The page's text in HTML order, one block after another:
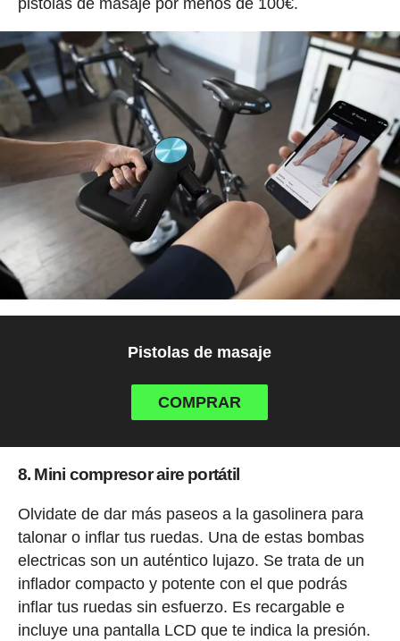
pistolas de masaje por menos de 100€.
Pistolas de masaje
COMPRAR
8. Mini compresor aire portátil
Olvidate de dar más paseos a la gasolinera para
talonar o inflar tus ruedas. Una de estas bombas
electricas son un auténtico lujazo. Se trata de un
inflador compacto y potente con el que podrás
inflar tus ruedas sin esfuerzo. Es recargable e
incluye una pantalla LCD que te indica la presión.